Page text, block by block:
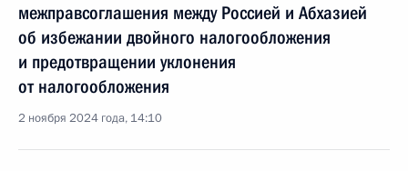
межправсоглашения между Россией и Абхазией
об избежании двойного налогообложения
и предотвращении уклонения
от налогообложения
2 ноября 2024 года, 14:10